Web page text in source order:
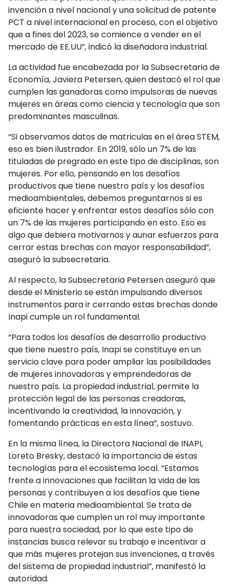
invención a nivel nacional y una solicitud de patente
PCT a nivel internacional en proceso, con el objetivo
que a fines del 2023, se comience a vender en el
mercado de EE.UU”, indicó la diseñadora industrial.
La actividad fue encabezada por la Subsecretaria de
Economía, Javiera Petersen, quien destacó el rol que
cumplen las ganadoras como impulsoras de nuevas
mujeres en áreas como ciencia y tecnología que son
predominantes masculinas.
“Si observamos datos de matriculas en el área STEM,
eso es bien ilustrador. En 2019, sólo un 7% de las
tituladas de pregrado en este tipo de disciplinas, son
mujeres. Por ello, pensando en los desafíos
productivos que tiene nuestro país y los desafíos
medioambientales, debemos preguntarnos si es
eficiente hacer y enfrentar estos desafíos sólo con
un 7% de las mujeres participando en esto. Eso es
algo que debiera motivarnos y aunar esfuerzos para
cerrar estas brechas con mayor responsabilidad”,
aseguró la subsecretaria.
Al respecto, la Subsecretaria Petersen aseguró que
desde el Ministerio se están impulsando diversos
instrumentos para ir cerrando estas brechas donde
Inapi cumple un rol fundamental.
“Para todos los desafíos de desarrollo productivo
que tiene nuestro país, Inapi se constituye en un
servicio clave para poder ampliar las posibilidades
de mujeres innovadoras y emprendedoras de
nuestro país. La propiedad industrial, permite la
protección legal de las personas creadoras,
incentivando la creatividad, la innovación, y
fomentando prácticas en esta línea”, sostuvo.
En la misma línea, la Directora Nacional de INAPI,
Loreto Bresky, destacó la importancia de estas
tecnologías para el ecosistema local. “Estamos
frente a innovaciones que facilitan la vida de las
personas y contribuyen a los desafíos que tiene
Chile en materia medioambiental. Se trata de
innovadoras que cumplen un rol muy importante
para nuestra sociedad, por lo que este tipo de
instancias busca relevar su trabajo e incentivar a
que más mujeres protejan sus invenciones, a través
del sistema de propiedad industrial”, manifestó la
autoridad.